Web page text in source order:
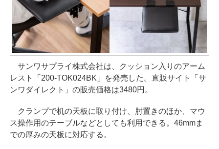
サンワサプライ株式会社は、クッション入りのアーム
レスト「200-TOK024BK」を発売した。直販サイト「サ
ンワダイレクト」の販売価格は3480円。
クランプで机の天板に取り付け、肘置きのほか、マウ
ス操作用のテーブルなどとしても利用できる。46mmま
での厚みの天板に対応する。